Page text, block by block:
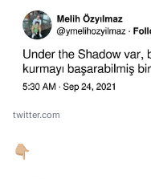
twitter.com
👇🏼